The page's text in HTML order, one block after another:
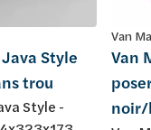
Style
trou
Style -
Van
Van